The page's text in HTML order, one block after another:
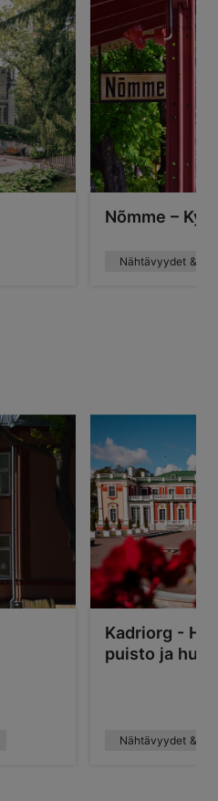
Nõmme –
Nähtävyydet &
Kadriorg -
puisto ja
Nähtävyydet &